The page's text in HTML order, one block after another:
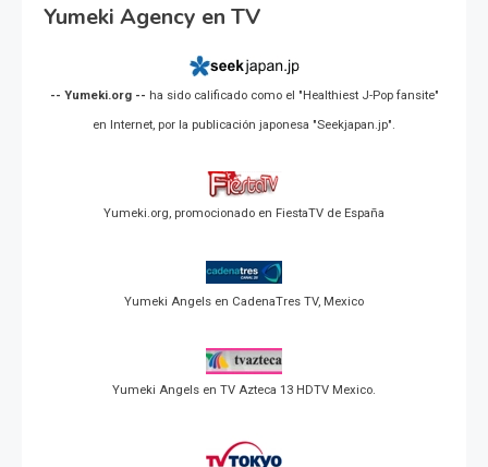
Yumeki Agency en TV
-- Yumeki.org -- ha sido calificado como el "Healthiest J-Pop fansite"
en Internet, por la publicación japonesa "Seekjapan.jp".
Yumeki.org, promocionado en FiestaTV de España
Yumeki Angels en CadenaTres TV, Mexico
Yumeki Angels en TV Azteca 13 HDTV Mexico.